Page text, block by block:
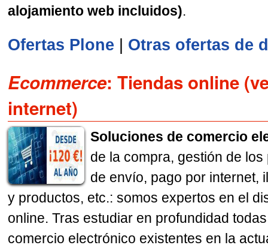
alojamiento web incluidos).
Ofertas Plone Otras ofertas de
Ecommerce: Tiendas online
internet)
Soluciones de comercio
de la compra, gestión de
de envío, pago por internet,
y productos, etc.: somos expertos en el
online. Tras estudiar en profundidad
comercio electrónico existentes en la